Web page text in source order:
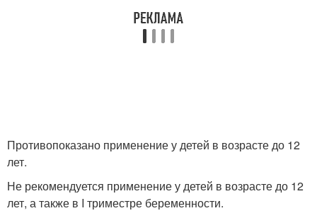
Противопоказано применение у детей в возрасте до 12
лет.
Не рекомендуется применение у детей в возрасте до 12
лет, а также в I триместре беременности.